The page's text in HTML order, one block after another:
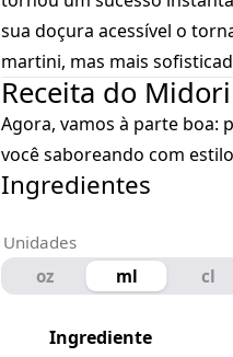
sua doçura acessível o
martini, mas mais
Receita do
Agora, vamos à parte boa:
você saboreando com
Ingredientes
Unidades
oz
ml cl
Ingrediente